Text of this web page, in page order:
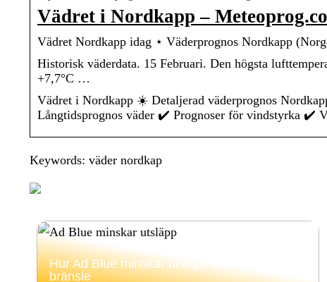
Vädret i Nordkapp –
Vädret Nordkapp idag ⋆ Väderprognos Nordkapp
Historisk väderdata. 15 Februari. Den högsta
+7,7°C …
Vädret i Nordkapp ☀️ Detaljerad väderprognos
Långtidsprognos väder ✔️ Prognoser för vindstyrka
Keywords: väder nordkap
Hur Ad Blue minskar utsläpp och sparar
bränsle